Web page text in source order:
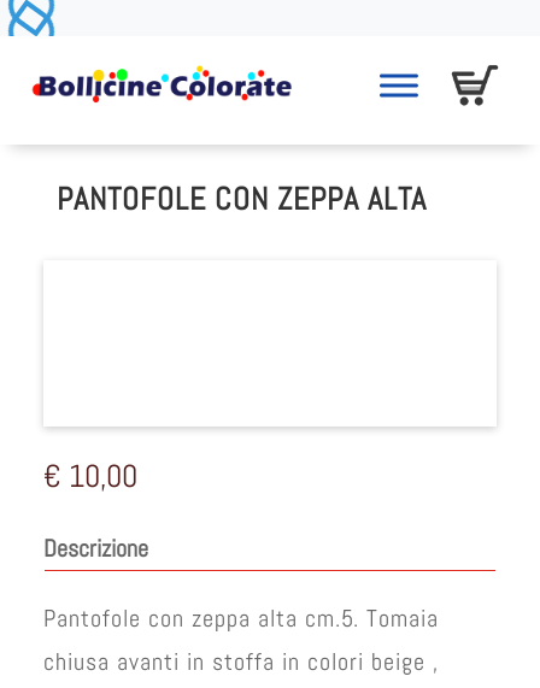
PANTOFOLE CON ZEPPA ALTA
€ 10,00
Descrizione
Pantofole con zeppa alta cm.5. Tomaia
chiusa avanti in stoffa in colori beige ,